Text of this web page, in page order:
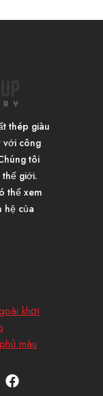
thép giàu
với công
tôi
giới.
thể xem
hệ của
khơi
màu
F
a